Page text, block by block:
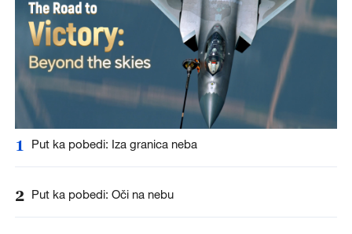
1 Put ka pobedi: Iza granica neba
2 Put ka pobedi: Oči na nebu